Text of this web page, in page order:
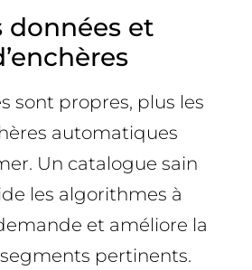
données et
sont propres, plus les
automatiques
Un catalogue sain
les algorithmes à
et améliore la
pertinents.